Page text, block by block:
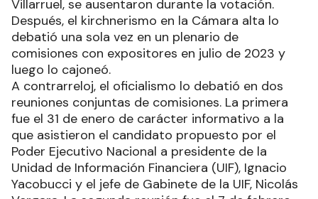
Villarruel, se ausentaron durante la votación.
Después, el kirchnerismo en la Cámara alta lo
debatió una sola vez en un plenario de
comisiones con expositores en julio de 2023 y
luego lo cajoneó.
A contrarreloj, el oficialismo lo debatió en dos
reuniones conjuntas de comisiones. La primera
fue el 31 de enero de carácter informativo a la
que asistieron el candidato propuesto por el
Poder Ejecutivo Nacional a presidente de la
Unidad de Información Financiera (UIF), Ignacio
Yacobucci y el jefe de Gabinete de la UIF, Nicolás